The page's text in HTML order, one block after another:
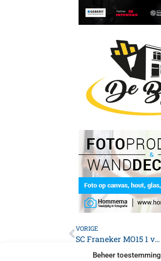
Beheer toestemming
VORIGE
SC Franeker MO15 1 verzekert zich van plaats in de hoofdklasse